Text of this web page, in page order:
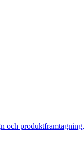
och produktframtagning,